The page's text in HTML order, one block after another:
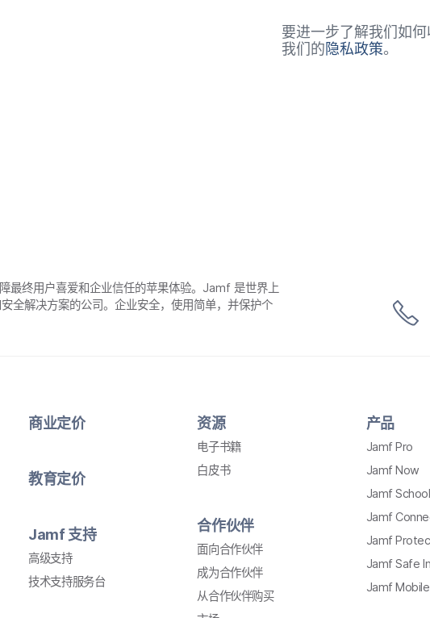
要​进一步​了解​我们​如
我们​的隐私​政策。
最​终​用​户​喜爱​和​企业​信任​的​苹果​体验。 Jamf 是​世界​上​
全​解决​方案​的​公司。​企业​安全，​使用​简单，​并​保护​个​
商业定​价
教育定​价
Jamf支持
高级​支持
技术​支持​服务​台
资源
电子​书籍
白皮​书
合作​伙伴
面​向​合作​伙伴
成为​合作​伙伴
从​合作​伙伴​购买
产品
Jamf Pro
Jamf Now
Jamf School
Jamf
Jamf
Jamf Safe
Jamf